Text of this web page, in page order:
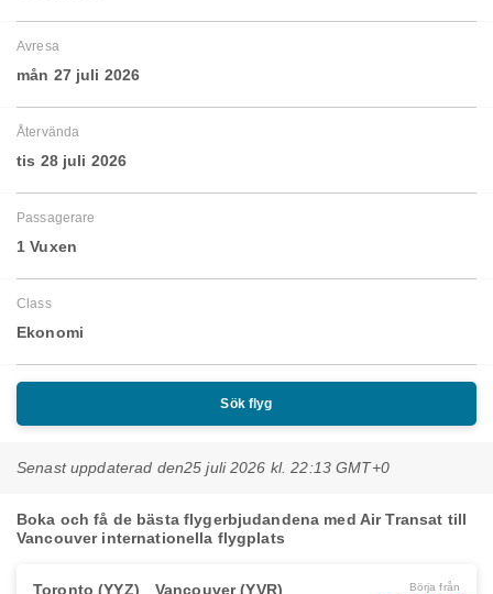
Avresa
mån 27 juli 2026
Återvända
tis 28 juli 2026
Passagerare
1 Vuxen
Class
Ekonomi
Sök flyg
Senast uppdaterad den25 juli 2026 kl. 22:13 GMT+0
Boka och få de bästa flygerbjudandena med Air Transat till
Vancouver internationella flygplats
Toronto (YYZ) Vancouver (YVR) Börja från